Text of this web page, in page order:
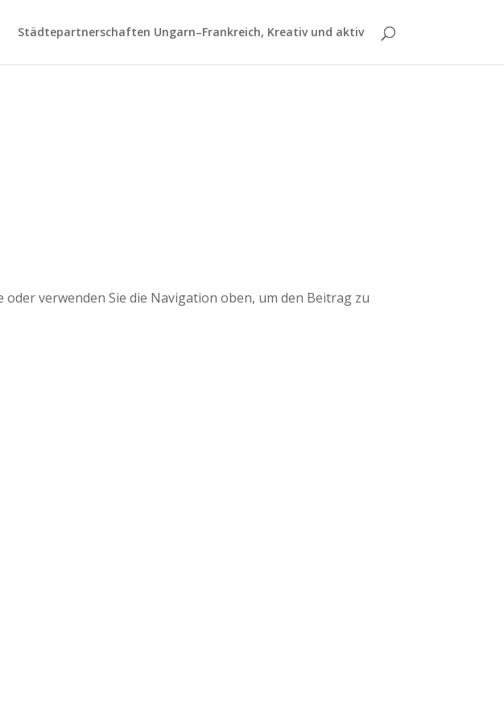
Städtepartnerschaften Ungarn–Frankreich, Kreativ und aktiv
verwenden Sie die Navigation oben, um den Beitrag zu